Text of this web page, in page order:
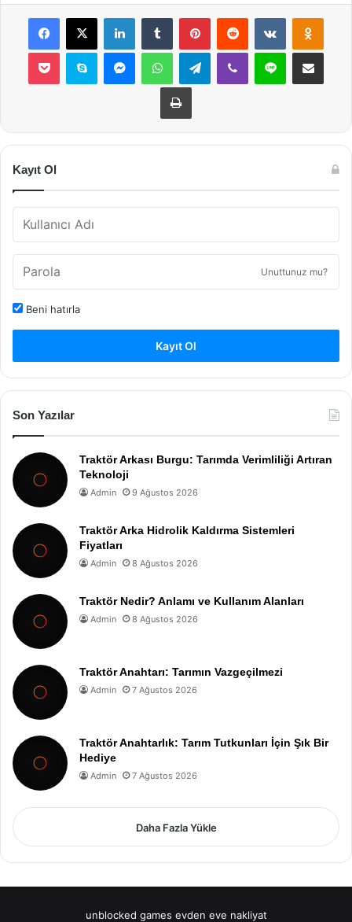
Facebook
X LinkedInTumblr PinterestReddit VKontakte
Pocket Skype MessengerWhatsAppTelegramViber Line E-Posta ile
Yazdır
Kayıt Ol
Unuttunuz mu?
Beni hatırla
Kayıt Ol
Son Yazılar
Traktör Arkası Burgu: Tarımda Verimliliği Artıran
Teknoloji
Admin 9 Ağustos 2026
Traktör Arka Hidrolik Kaldırma Sistemleri
Fiyatları
Admin 8 Ağustos 2026
Traktör Nedir? Anlamı ve Kullanım Alanları
Admin 8 Ağustos 2026
Traktör Anahtarı: Tarımın Vazgeçilmezi
Admin 7 Ağustos 2026
Traktör Anahtarlık: Tarım Tutkunları İçin Şık Bir
Hediye
Admin 7 Ağustos 2026
Daha Fazla Yükle
unblocked games evden eve nakliyat